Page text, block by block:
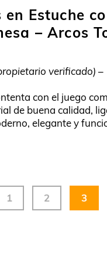
en Estuche
– Arcos
verificado) –
con el juego
de buena calidad,
elegante y
1 2 3